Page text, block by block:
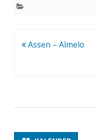
c
Bericht
Assen – Almelo